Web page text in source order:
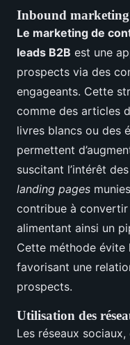
Inbound marketing
Le marketing de
leads B2B est une
prospects via des
engageants. Cette
comme des articles
livres blancs ou des
permettent
suscitant l’intérêt
landing pages
contribue à
alimentant ainsi un
Cette méthode évite
favorisant une
prospects.
Utilisation des
Les réseaux